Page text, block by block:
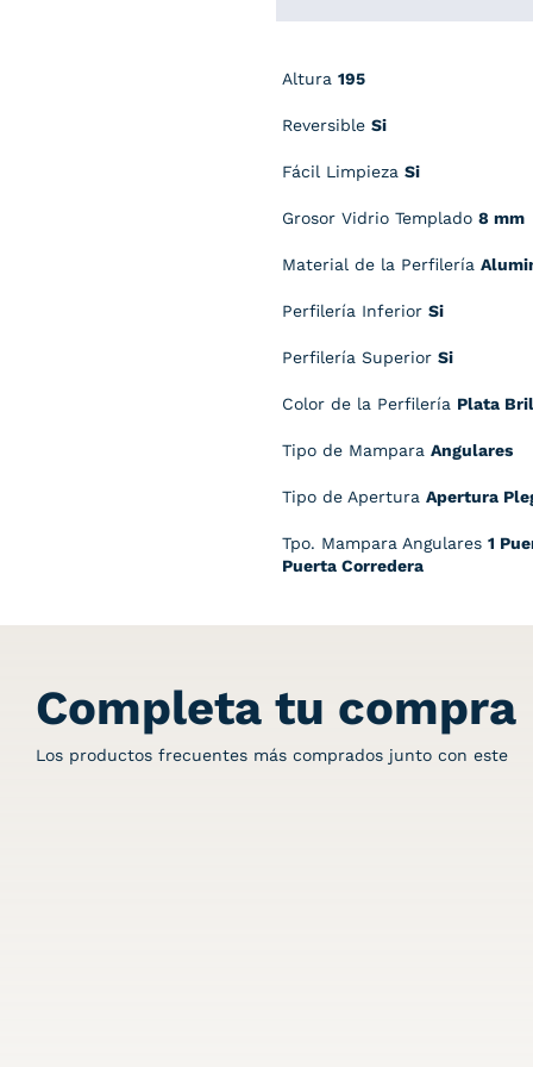
Altura 195
Reversible Si
Fácil Limpieza Si
Grosor Vidrio Templado 8 mm
Material de la Perfilería
Perfilería Inferior Si
Perfilería Superior Si
Color de la Perfilería Plata
Tipo de Mampara Angulares
Tipo de Apertura Apertura
Tpo. Mampara Angulares 1
Puerta Corredera
Completa tu compra
Los productos frecuentes más comprados junto con este